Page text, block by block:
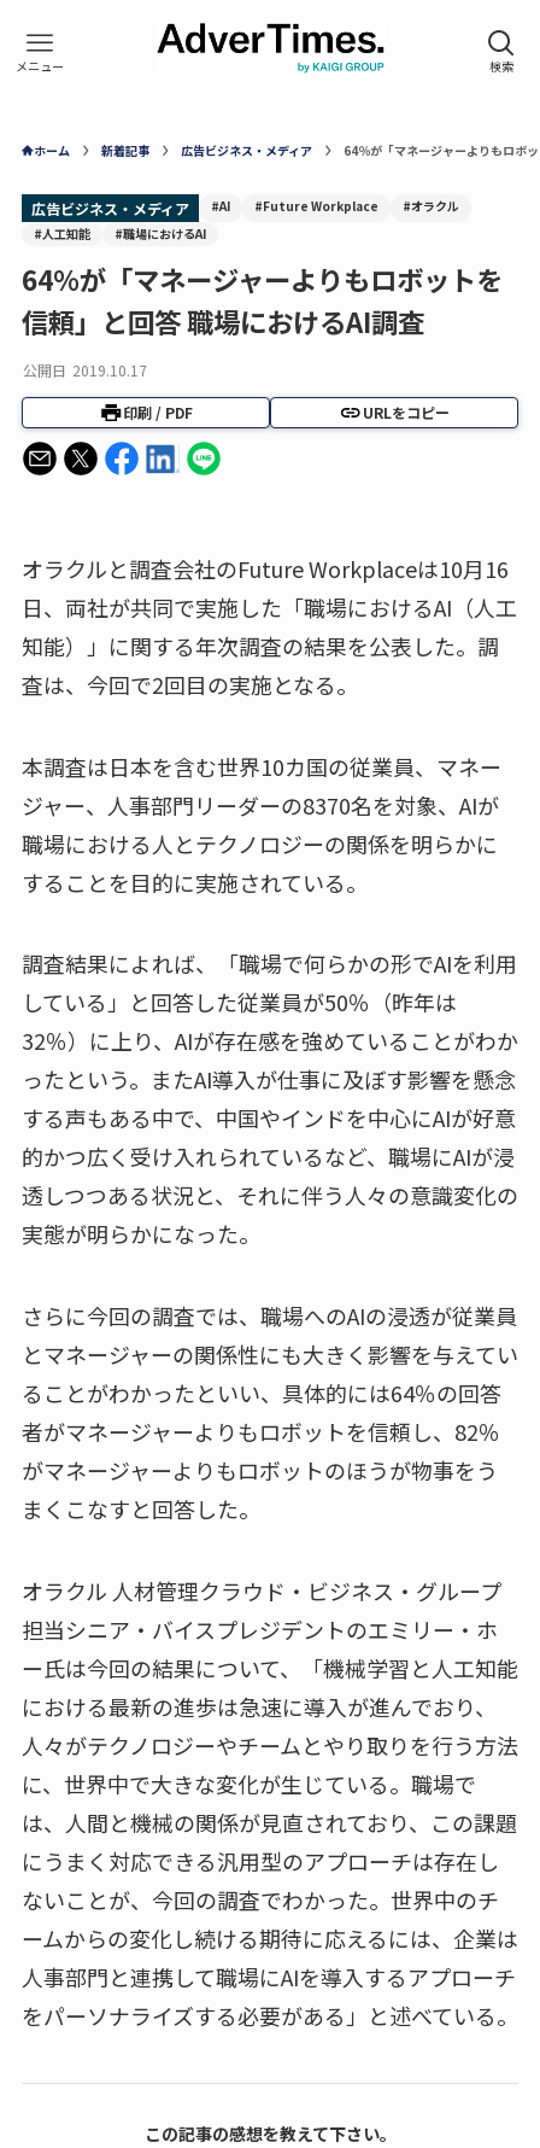
ホーム 新着記事 広告ビジネス・メディア 64％が「マネージャーよりもロボ
広告ビジネス・メディア #AI #Future Workplace
#オラクル
#人工知能
#職場におけるAI
64％が「マネージャーよりもロボットを
信頼」と回答 職場におけるAI調査
公開日 2019.10.17
印刷 / PDF URLをコピー
オラクルと調査会社のFuture Workplaceは10月16
日、両社が共同で実施した「職場におけるAI（人工
知能）」に関する年次調査の結果を公表した。調
査は、今回で2回目の実施となる。
本調査は日本を含む世界10カ国の従業員、マネー
ジャー、人事部門リーダーの8370名を対象、AIが
職場における人とテクノロジーの関係を明らかに
することを目的に実施されている。
調査結果によれば、「職場で何らかの形でAIを利用
している」と回答した従業員が50％（昨年は
32％）に上り、AIが存在感を強めていることがわか
ったという。またAI導入が仕事に及ぼす影響を懸念
する声もある中で、中国やインドを中心にAIが好意
的かつ広く受け入れられているなど、職場にAIが浸
透しつつある状況と、それに伴う人々の意識変化の
実態が明らかになった。
さらに今回の調査では、職場へのAIの浸透が従業員
とマネージャーの関係性にも大きく影響を与えてい
ることがわかったといい、具体的には64％の回答
者がマネージャーよりもロボットを信頼し、82％
がマネージャーよりもロボットのほうが物事をう
まくこなすと回答した。
オラクル 人材管理クラウド・ビジネス・グループ
担当シニア・バイスプレジデントのエミリー・ホ
ー氏は今回の結果について、「機械学習と人工知能
における最新の進歩は急速に導入が進んでおり、
人々がテクノロジーやチームとやり取りを行う方法
に、世界中で大きな変化が生じている。職場で
は、人間と機械の関係が見直されており、この課題
にうまく対応できる汎用型のアプローチは存在し
ないことが、今回の調査でわかった。世界中のチ
ームからの変化し続ける期待に応えるには、企業は
人事部門と連携して職場にAIを導入するアプローチ
をパーソナライズする必要がある」と述べている。
この記事の感想を教えて下さい。